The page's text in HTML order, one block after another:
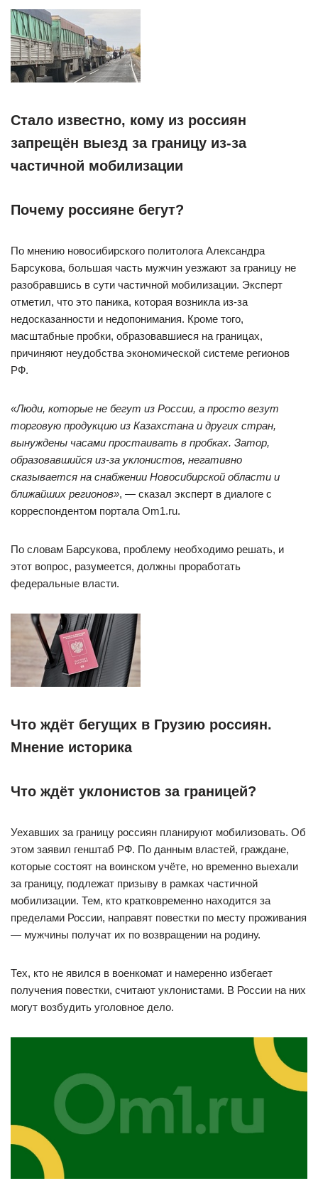
Стало известно, кому из россиян
запрещён выезд за границу из-за
частичной мобилизации
Почему россияне бегут?
По мнению новосибирского политолога Александра
Барсукова, большая часть мужчин уезжают за границу не
разобравшись в сути частичной мобилизации. Эксперт
отметил, что это паника, которая возникла из-за
недосказанности и недопонимания. Кроме того,
масштабные пробки, образовавшиеся на границах,
причиняют неудобства экономической системе регионов
РФ.
«Люди, которые не бегут из России, а просто везут
торговую продукцию из Казахстана и других стран,
вынуждены часами простаивать в пробках. Затор,
образовавшийся из-за уклонистов, негативно
сказывается на снабжении Новосибирской области и
ближайших регионов», — сказал эксперт в диалоге с
корреспондентом портала Om1.ru.
По словам Барсукова, проблему необходимо решать, и
этот вопрос, разумеется, должны проработать
федеральные власти.
Что ждёт бегущих в Грузию россиян.
Мнение историка
Что ждёт уклонистов за границей?
Уехавших за границу россиян планируют мобилизовать. Об
этом заявил генштаб РФ. По данным властей, граждане,
которые состоят на воинском учёте, но временно выехали
за границу, подлежат призыву в рамках частичной
мобилизации. Тем, кто кратковременно находится за
пределами России, направят повестки по месту проживания
— мужчины получат их по возвращении на родину.
Тех, кто не явился в военкомат и намеренно избегает
получения повестки, считают уклонистами. В России на них
могут возбудить уголовное дело.